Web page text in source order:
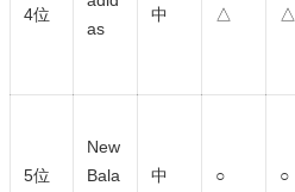
4位
as
中 △ △
5位
New
Bala
中 ○ ○